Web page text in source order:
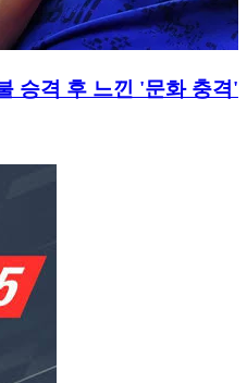
승격 후 느낀 '문화 충격'